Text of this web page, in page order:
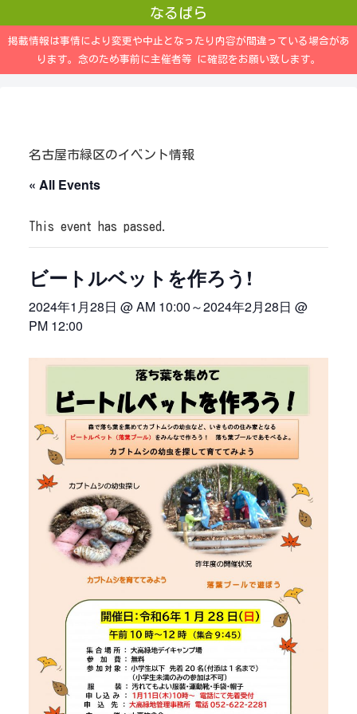
なるぱら
掲載情報は事情により変更や中止となったり内容が間違っている場合があ
ります。念のため事前に主催者等 に確認をお願い致します。
名古屋市緑区のイベント情報
« All Events
This event has passed.
ビートルベットを作ろう!
2024年1月28日 @ AM 10:00～2024年2月28日 @
PM 12:00